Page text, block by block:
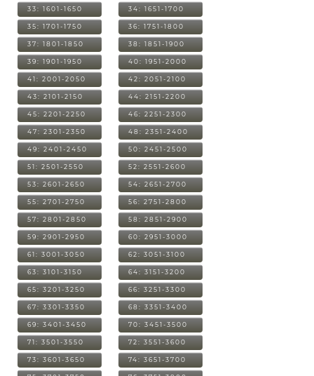
33: 1601-1650 34: 1651-1700
35: 1701-1750 36: 1751-1800
37: 1801-1850 38: 1851-1900
39: 1901-1950 40: 1951-2000
41: 2001-2050 42: 2051-2100
43: 2101-2150 44: 2151-2200
45: 2201-2250 46: 2251-2300
47: 2301-2350 48: 2351-2400
49: 2401-2450 50: 2451-2500
51: 2501-2550 52: 2551-2600
53: 2601-2650 54: 2651-2700
55: 2701-2750 56: 2751-2800
57: 2801-2850 58: 2851-2900
59: 2901-2950 60: 2951-3000
61: 3001-3050 62: 3051-3100
63: 3101-3150 64: 3151-3200
65: 3201-3250 66: 3251-3300
67: 3301-3350 68: 3351-3400
69: 3401-3450 70: 3451-3500
71: 3501-3550 72: 3551-3600
73: 3601-3650 74: 3651-3700